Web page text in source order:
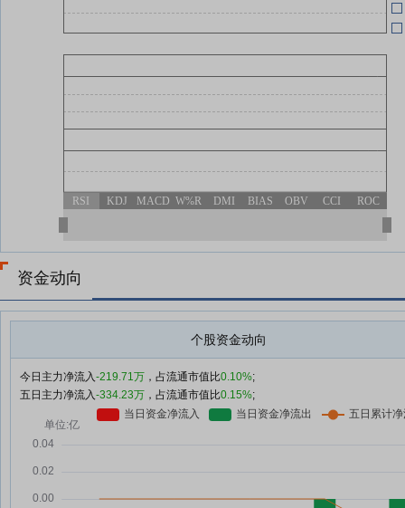
RSI KDJ MACD W%R DMI BIAS OBV CCI ROC
资金动向
个股资金动向
今日主力净流入-219.71万 ，占流通市值比0.10%;
五日主力净流入-334.23万 ，占流通市值比0.15%;